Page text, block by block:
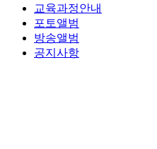
교육과정안내
포토앨범
방송앨범
공지사항